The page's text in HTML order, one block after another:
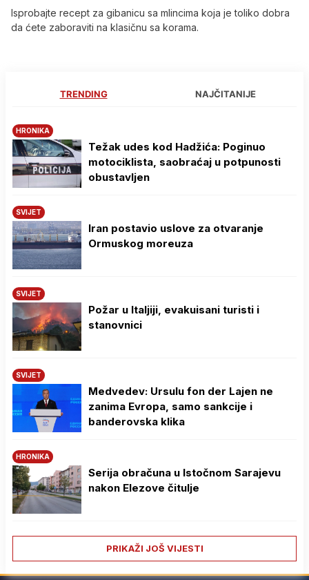
Isprobajte recept za gibanicu sa mlincima koja je toliko dobra
da ćete zaboraviti na klasičnu sa korama.
TRENDING NAJČITANIJE
HRONIKA
Težak udes kod Hadžića: Poginuo
motociklista, saobraćaj u potpunosti
obustavljen
SVIJET
Iran postavio uslove za otvaranje
Ormuskog moreuza
SVIJET
Požar u Italjiji, evakuisani turisti i
stanovnici
SVIJET
Medvedev: Ursulu fon der Lajen ne
zanima Evropa, samo sankcije i
banderovska klika
HRONIKA
Serija obračuna u Istočnom Sarajevu
nakon Elezove čitulje
PRIKAŽI JOŠ VIJESTI